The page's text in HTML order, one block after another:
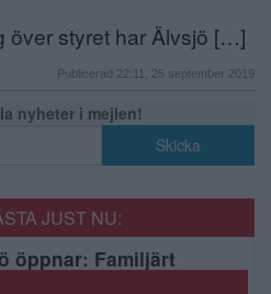
över styret har Älvsjö […]
Publicerad 22:11, 25 september 2019
nyheter i mejlen!
JUST NU:
öppnar: Familjärt